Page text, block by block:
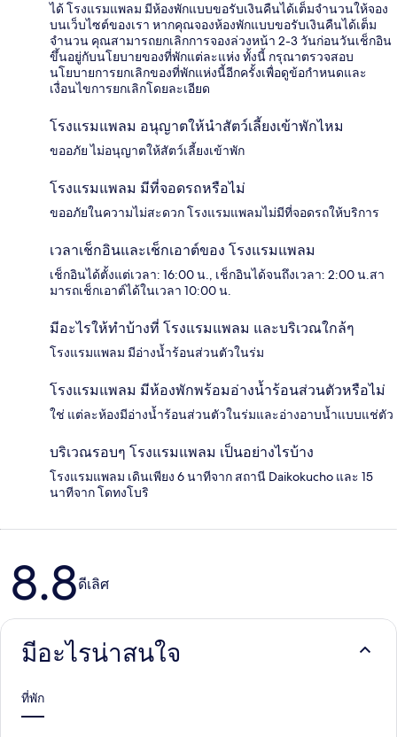
ได้ โรงแรมแพลม มีห้องพักแบบขอรับเงินคืนได้เต็มจำนวนให้จอง
บนเว็บไซต์ของเรา หากคุณจองห้องพักแบบขอรับเงินคืนได้เต็ม
จำนวน คุณสามารถยกเลิกการจองล่วงหน้า 2-3 วันก่อนวันเช็กอิน
ขึ้นอยู่กับนโยบายของที่พักแต่ละแห่ง ทั้งนี้ กรุณาตรวจสอบ
นโยบายการยกเลิกของที่พักแห่งนี้อีกครั้งเพื่อดูข้อกำหนดและ
เงื่อนไขการยกเลิกโดยละเอียด
โรงแรมแพลม อนุญาตให้นำสัตว์เลี้ยงเข้าพักไหม
ขออภัย ไม่อนุญาตให้สัตว์เลี้ยงเข้าพัก
โรงแรมแพลม มีที่จอดรถหรือไม่
ขออภัยในความไม่สะดวก โรงแรมแพลมไม่มีที่จอดรถให้บริการ
เวลาเช็กอินและเช็กเอาต์ของ โรงแรมแพลม
เช็กอินได้ตั้งแต่เวลา: 16:00 น., เช็กอินได้จนถึงเวลา: 2:00 น.สา
มารถเช็กเอาต์ได้ในเวลา 10:00 น.
มีอะไรให้ทำบ้างที่ โรงแรมแพลม และบริเวณใกล้ๆ
โรงแรมแพลม มีอ่างน้ำร้อนส่วนตัวในร่ม
โรงแรมแพลม มีห้องพักพร้อมอ่างน้ำร้อนส่วนตัวหรือไม่
ใช่ แต่ละห้องมีอ่างน้ำร้อนส่วนตัวในร่มและอ่างอาบน้ำแบบแช่ตัว
บริเวณรอบๆ โรงแรมแพลม เป็นอย่างไรบ้าง
โรงแรมแพลม เดินเพียง 6 นาทีจาก สถานี Daikokucho และ 15
นาทีจาก โดทงโบริ
รีวิว
8.8ดีเลิศ
มีอะไรน่าสนใจ
ที่พัก